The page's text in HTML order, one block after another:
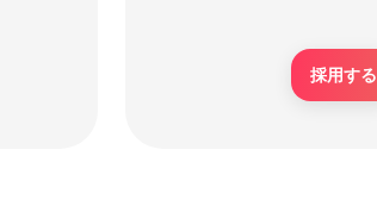
採用する